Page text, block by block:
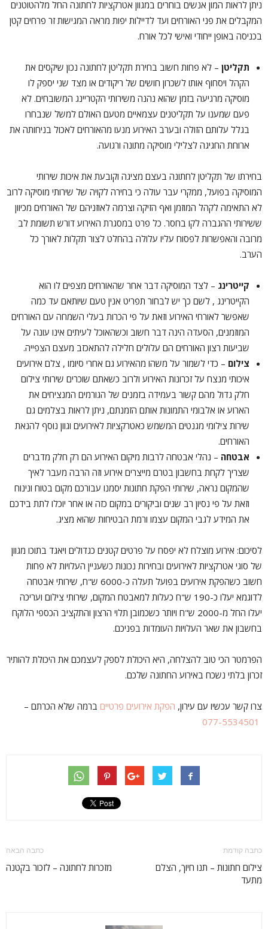
ניתן לראות המון אנשים בוחרים במגוון אטרקציות לחתונה החל מלהטוטנים
המקבלים את פני האורחים ועד לדיילות יפות מראה המגישות זר פרחים קטן
בכניסה באופן ייחודי ואישי לכל אורח.
תקליטן – לא פחות חשוב בחירת תקליטן לחתונה נכון שיקסים את
הקהל ויסחוף אותו לשכרון חושים של ריקודים או מצד שני יספק לו
מוסיקה מרגיעה בזמן שהוא נהנה משירותי הקטריינג המשובחים. לא
פעם שמענו על תקליטנים עצמאיים מטעם האולם למשל שנבחרו
בגלל עלותם הזולה ובערב האירוע מנעו מהאורחים לאכול בניחותה את
ארוחת החגיגה לצלילי מוסיקה מתונה ורגועה.
בחירתו של תקליטן לחתונה בעצם מציגה וקובעת את איכות שירותי
המוסיקה בפועל, ממקרי עבר עולה כי בחירה לקויה של שירותי מוסיקה לרוב
לא התאימה לקהל המוזמן ואף הזיקה וצרמה לאוזניהם של האורחים מכיוון
ששירותי ההגברה לקו בחסר. כל פרט במסגרת האירוע דורש תשומת לב
מרובה והאפשרות לפסוח עליו עלולה בהחלט לצור תקלות לאורך כל
הערב.
קייטרינג – לצד המוסיקה דבר אחר שהאורחים מצפים לו הוא
הקייטרינג , לשם כך יש לבחור תפריט אנין טעם שיותאם עד כמה
שאפשר לאורחי האירוע וזאת על פי הכרות בעלי השמחה עם האורחים
המוזמנים, הסעדה הינה דבר חשוב וכשהאוכל לעיתים אינו עונה על
שביעות רצון האורחים הם עלולים חלילה להתאכזב מעצם הצפייה.
צילום – כדי לשמור על משהו מהאירוע גם אחרי סיומו , צלם אירועים
איכותי מנצח על זכרונות האירוע ולרוב כשאתם שוכרים שירותי צילום
חלק גדול מהם קשור בעמידה בזמנים של הגורמים המנציחים את
הארוע או אלבומי התמונות אותם הזמנתם, ניתן לראות בצלמים גם
שירות צילומי מגנטים המשמש כאטרקציות לאירועים וגוון נוסף להנאת
האורחים.
אבטחה – נהלי אבטחה לרבות מיקום האירוע הם רק חלק מדברים
שצריך לקחת בחשבון בטרם מייצרים אירוע וזה הרבה מעבר לאיך
שהמקום נראה, שירותי הפקת חתונות יסמנו עבורכם מקום בטוח ונינוח
וזאת על פי נסיון רב שנים וביקורים במקום כזה או אחר יוכלו לתת בידכם
את המידע לגבי המקום עצמו ורמת הבטיחות שהוא מציג.
לסיכום: אירוע מוצלח לא יפסח על פרטים קטנים כגדולים ויאגד בתוכו מגוון
של סוגי אטרקציות לאירועים ובחירות נכונות כשעניין העלויות לא פחות
חשוב כשהפקת אירועים בפועל תעלה כ-6000 ש"ח, שירותי אבטחה
לדוגמא יעלו כ-190 ש"ח כעלות למאבטח המקום, שירותי צילום ועריכה
יעלו החל מ-2000 ש"ח ויותר כשכמובן תלוי הרצון והתקציב הכספי הלוקח
בחשבון את שאר העלויות העומדות בפניכם.
הפרמטר הכי טוב להצלחה, היא היכולת לספק לעצמכם את היכולת להותיר
זכרון בלתי נשכח באירוע החתונה שלכם.
צרו קשר עכשיו עם עירון, הפקת אירועים פרטיים ברמה שלא הכרתם –
077-5534501
כתבה קודמת
צילום חתונות – תנו חיוך, הצלם
מתעד
כתבה הבאה
מזכרות לחתונה – לזכור בקטנה